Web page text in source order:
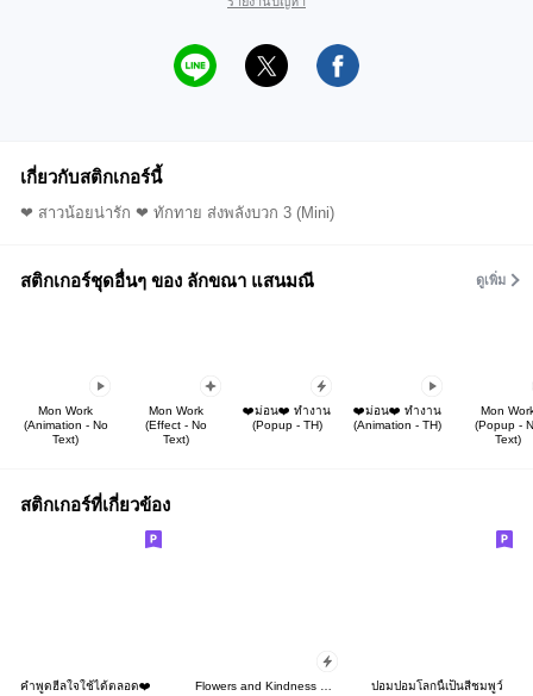
เกี่ยวกับสติกเกอร์นี้
❤ สาวน้อยน่ารัก ❤ ทักทาย ส่งพลังบวก 3 (Mini)
สติกเกอร์ชุดอื่นๆ ของ ลักขณา แสนมณี ดูเพิ่ม
Mon Work
(Animation - No
Text)
Mon Work
(Effect - No
Text)
❤️ม่อน❤️ ทำงาน
(Popup - TH)
❤️ม่อน❤️ ทำงาน
(Animation - TH)
Mon
(Popup -
Text)
สติกเกอร์ที่เกี่ยวข้อง
คำพูดฮีลใจใช้ได้ตลอด❤️ Flowers and Kindness Popup Stickers ปอมปอมโลกนี้เป็นสีชมพูว์